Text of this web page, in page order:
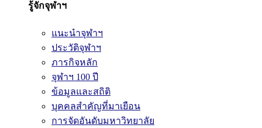
รู้จักจุฬาฯ
แนะนำจุฬาฯ
ประวัติจุฬาฯ
ภารกิจหลัก
จุฬาฯ 100 ปี
ข้อมูลและสถิติ
บุคคลสำคัญที่มาเยือน
การจัดอันดับมหาวิทยาลัย